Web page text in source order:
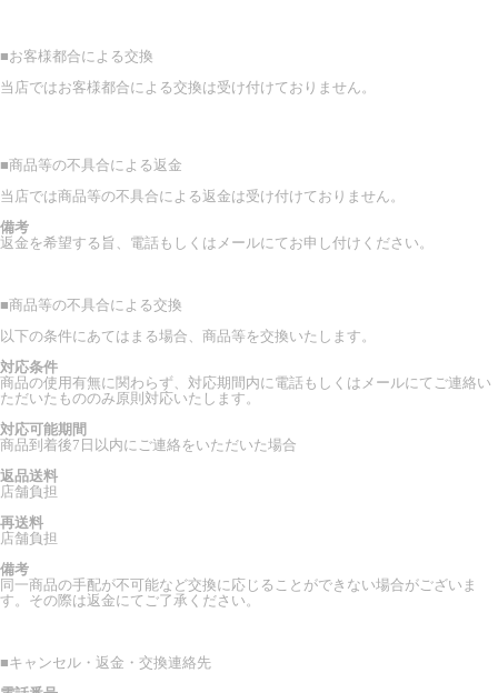
■お客様都合による交換
当店ではお客様都合による交換は受け付けておりません。
■商品等の不具合による返金
当店では商品等の不具合による返金は受け付けておりません。
備考
返金を希望する旨、電話もしくはメールにてお申し付けください。
■商品等の不具合による交換
以下の条件にあてはまる場合、商品等を交換いたします。
対応条件
商品の使用有無に関わらず、対応期間内に電話もしくはメールにてご連絡い
ただいたもののみ原則対応いたします。
対応可能期間
商品到着後7日以内にご連絡をいただいた場合
返品送料
店舗負担
再送料
店舗負担
備考
同一商品の手配が不可能など交換に応じることができない場合がございま
す。その際は返金にてご了承ください。
■キャンセル・返金・交換連絡先